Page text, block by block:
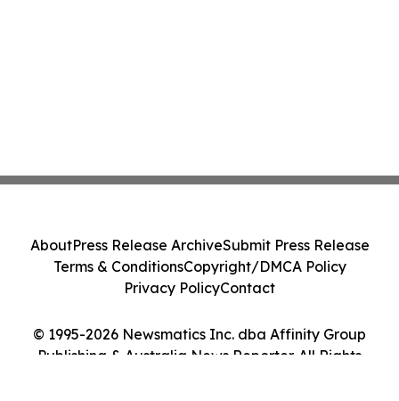
© 1995-2026 Newsmatics Inc. dba Affinity Group
Publishing & Australia News Reporter. All Rights
AboutPress Release ArchiveSubmit Press Release
Terms & ConditionsCopyright/DMCA Policy
Privacy PolicyContact